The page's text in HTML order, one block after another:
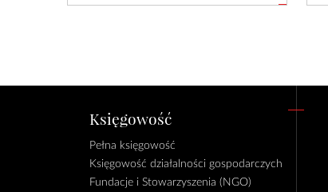
Księgowość
Pełna księgowość
Księgowość działalności gospodarczych
Fundacje i Stowarzyszenia (NGO)